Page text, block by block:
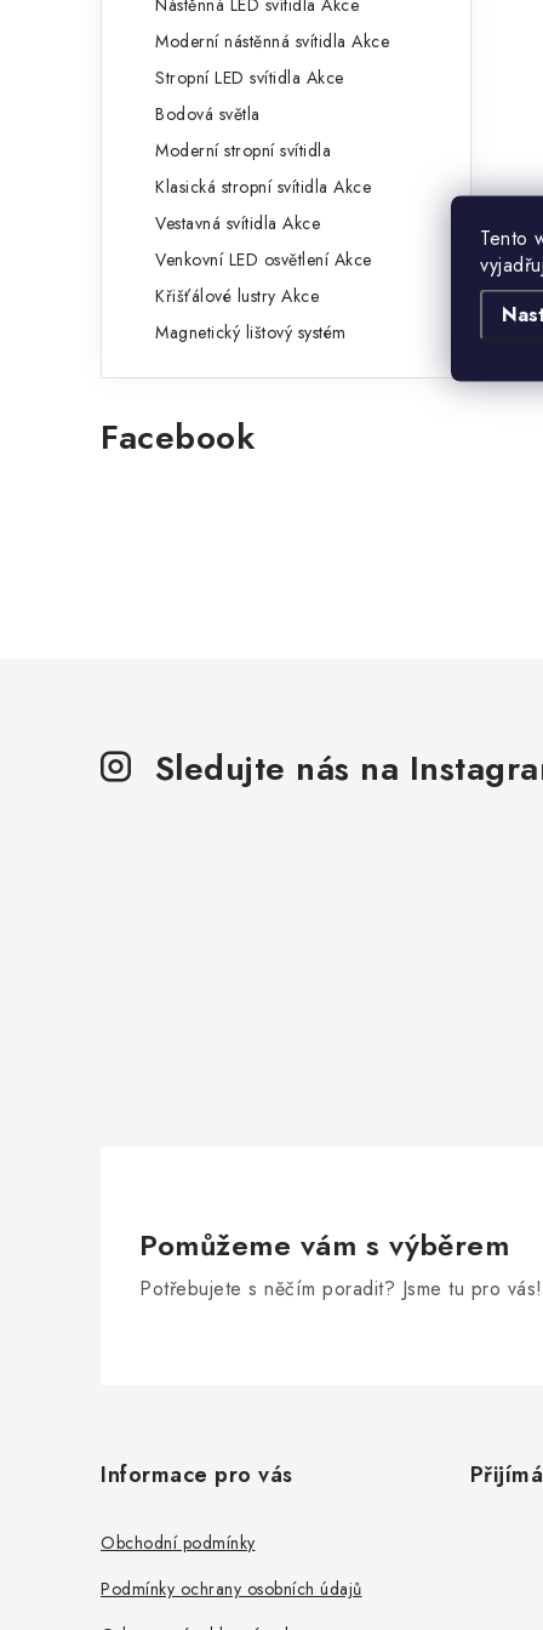
Tento
Nástěnná LED svítidla Akce
Moderní nástěnná svítidla Akce
Stropní LED svítidla Akce
Bodová světla
Moderní stropní svítidla
Klasická stropní svítidla Akce
Vestavná svítidla Akce
Venkovní LED osvětlení Akce
Křišťálové lustry Akce
Magnetický lištový systém
Facebook
Sledujte nás na
Pomůžeme vám s výběrem
Potřebujete s něčím poradit? Jsme tu pro vás!
Informace pro vás
Obchodní podmínky
Podmínky ochrany osobních údajů